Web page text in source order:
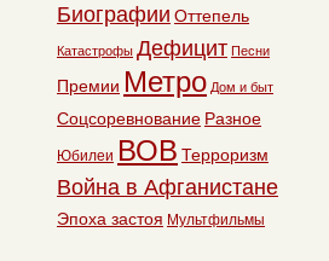
Биографии Оттепель
Катастрофы Дефицит Песни
Премии Метро Дом и быт
Соцсоревнование Разное
Юбилеи ВОВ Терроризм
Война в Афганистане
Эпоха застоя Мультфильмы